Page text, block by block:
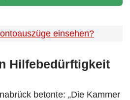
einsehen?
Hilfebedürftigkeit
betonte: „Die Kammer